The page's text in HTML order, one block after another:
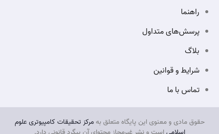
راهنما
پرسش‌های متداول
بلاگ
شرایط و قوانین
تماس با ما
حقوق مادی و معنوی این پایگاه متعلق بهمرکز تحقیقات کامپیوتری علوم